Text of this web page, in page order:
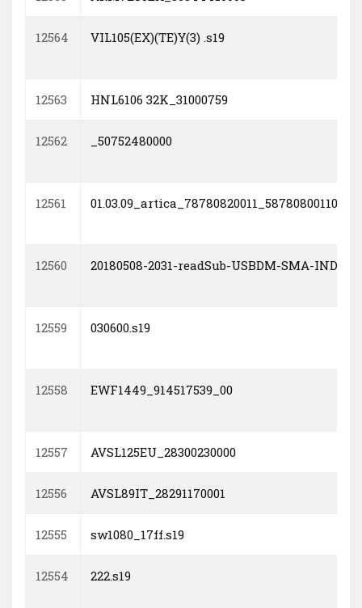
12564 VIL105(EX)(TE)Y(3) .s19
12563 HNL6106 32K_31000759
12562 _50752480000
12561 01.03.09_artica_78780820011_58780800110_...
12560 20180508-2031-readSub-USBDM-SMA-IND-
12559 030600.s19
12558 EWF1449_914517539_00
12557 AVSL125EU_28300230000
12556 AVSL89IT_28291170001
12555 sw1080_17ff.s19
12554 222.s19